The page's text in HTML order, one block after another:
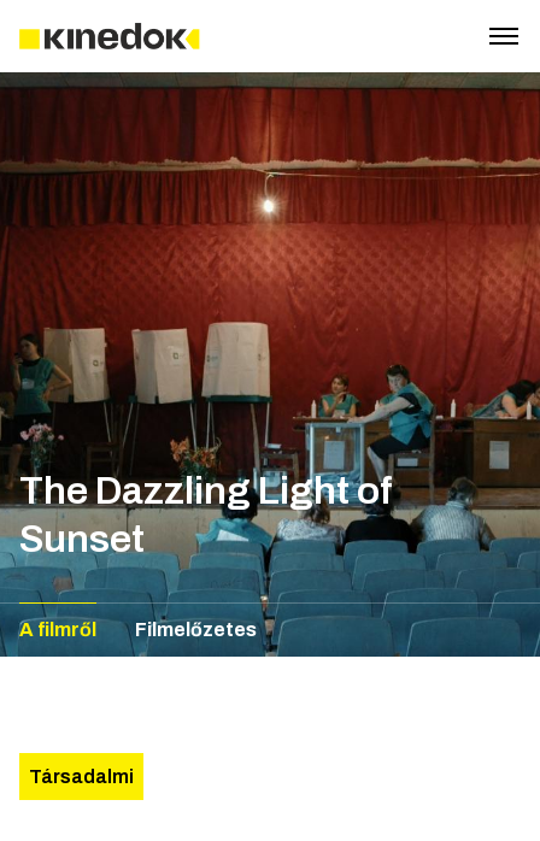
The Dazzling Light of
Sunset
A filmről Filmelőzetes
Társadalmi